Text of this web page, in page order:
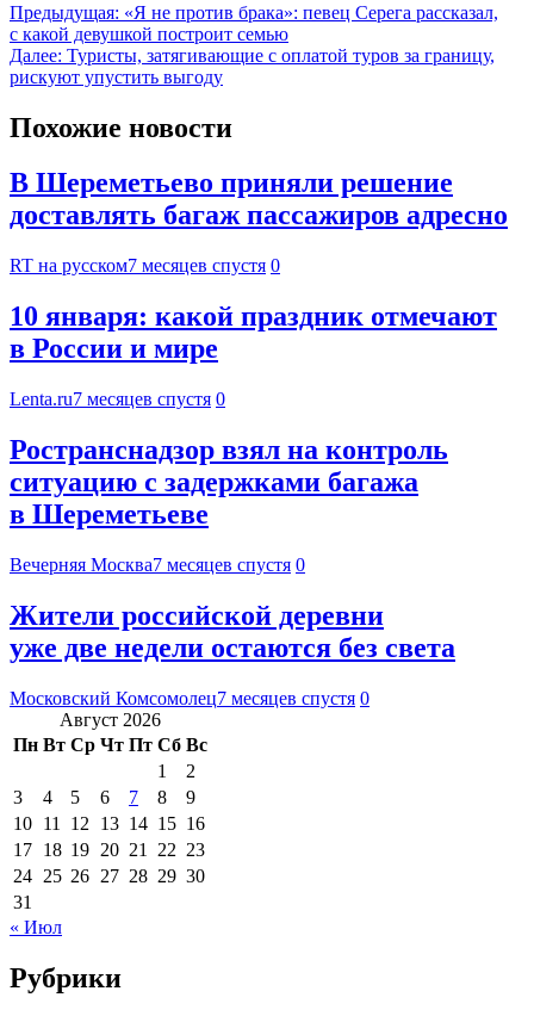
Предыдущая: «Я не против брака»: певец Серега рассказал,
с какой девушкой построит семью
Далее: Туристы, затягивающие с оплатой туров за границу,
рискуют упустить выгоду
Похожие новости
В Шереметьево приняли решение
доставлять багаж пассажиров адресно
RT на русском7 месяцев спустя 0
10 января: какой праздник отмечают
в России и мире
Lenta.ru7 месяцев спустя 0
Ространснадзор взял на контроль
ситуацию с задержками багажа
в Шереметьеве
Вечерняя Москва7 месяцев спустя 0
Жители российской деревни
уже две недели остаются без света
Московский Комсомолец7 месяцев спустя 0
Август 2026
Пн Вт Ср Чт Пт Сб Вс
1
2
3
4 5 6 7 8
9
10 11 12 13 14 15 16
17 18 19 20 21 22 23
24 25 26 27 28 29 30
31
« Июл
Рубрики